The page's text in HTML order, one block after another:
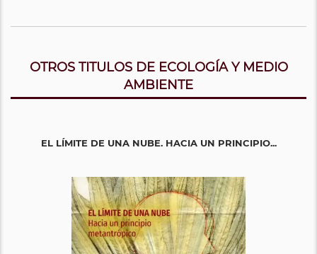
OTROS TITULOS DE ECOLOGÍA Y MEDIO
AMBIENTE
EL LÍMITE DE UNA NUBE. HACIA UN PRINCIPIO...